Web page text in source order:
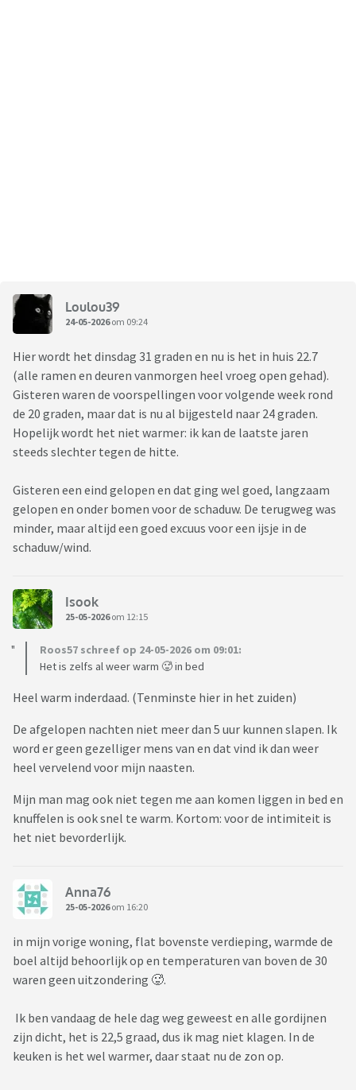
Loulou39
24-05-2026om 09:24
Hier wordt het dinsdag 31 graden en nu is het in huis 22.7
(alle ramen en deuren vanmorgen heel vroeg open gehad).
Gisteren waren de voorspellingen voor volgende week rond
de 20 graden, maar dat is nu al bijgesteld naar 24 graden.
Hopelijk wordt het niet warmer: ik kan de laatste jaren
steeds slechter tegen de hitte.
Gisteren een eind gelopen en dat ging wel goed, langzaam
gelopen en onder bomen voor de schaduw. De terugweg was
minder, maar altijd een goed excuus voor een ijsje in de
schaduw/wind.
Isook
25-05-2026om 12:15
Roos57 schreef op 24-05-2026 om 09:01:
Het is zelfs al weer warm 🥵 in bed
Heel warm inderdaad. (Tenminste hier in het zuiden)
De afgelopen nachten niet meer dan 5 uur kunnen slapen. Ik
word er geen gezelliger mens van en dat vind ik dan weer
heel vervelend voor mijn naasten.
Mijn man mag ook niet tegen me aan komen liggen in bed en
knuffelen is ook snel te warm. Kortom: voor de intimiteit is
het niet bevorderlijk.
Anna76
25-05-2026om 16:20
in mijn vorige woning, flat bovenste verdieping, warmde de
boel altijd behoorlijk op en temperaturen van boven de 30
waren geen uitzondering 🥵.
Ik ben vandaag de hele dag weg geweest en alle gordijnen
zijn dicht, het is 22,5 graad, dus ik mag niet klagen. In de
keuken is het wel warmer, daar staat nu de zon op.